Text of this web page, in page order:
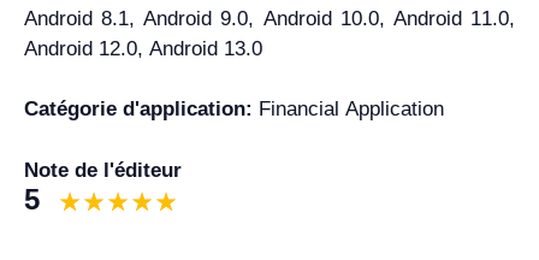
Android 8.1, Android 9.0, Android 10.0, Android 11.0,
Android 12.0, Android 13.0
Catégorie d'application: Financial Application
Note de l'éditeur
5